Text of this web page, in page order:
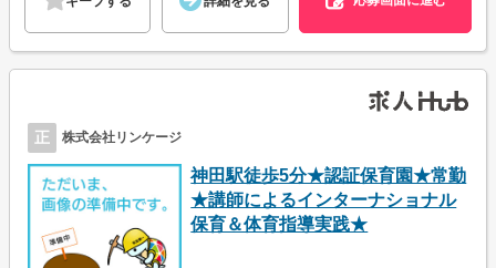
正 株式会社リンケージ
神田駅徒歩5分★認証保育園★常勤
★講師によるインターナショナル
保育＆体育指導実践★